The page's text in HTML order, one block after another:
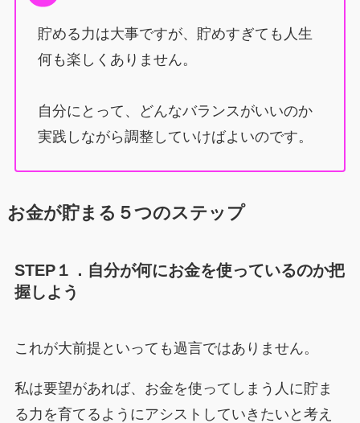
貯める力は大事ですが、貯めすぎても人生
何も楽しくありません。
自分にとって、どんなバランスがいいのか
実践しながら調整していけばよいのです。
お金が貯まる５つのステップ
STEP１．自分が何にお金を使っているのか把
握しよう
これが大前提といっても過言ではありません。
私は要望があれば、お金を使ってしまう人に貯ま
る力を育てるようにアシストしていきたいと考え